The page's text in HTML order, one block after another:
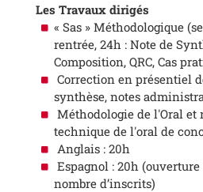
Les Travaux dirigés
« Sas » Méthodologique
rentrée, 24h : Note de
Composition, QRC, Cas
Correction en présentiel
synthèse, notes
Méthodologie de l'Oral et
technique de l'oral de
Anglais : 20h
Espagnol : 20h
nombre d’inscrits)